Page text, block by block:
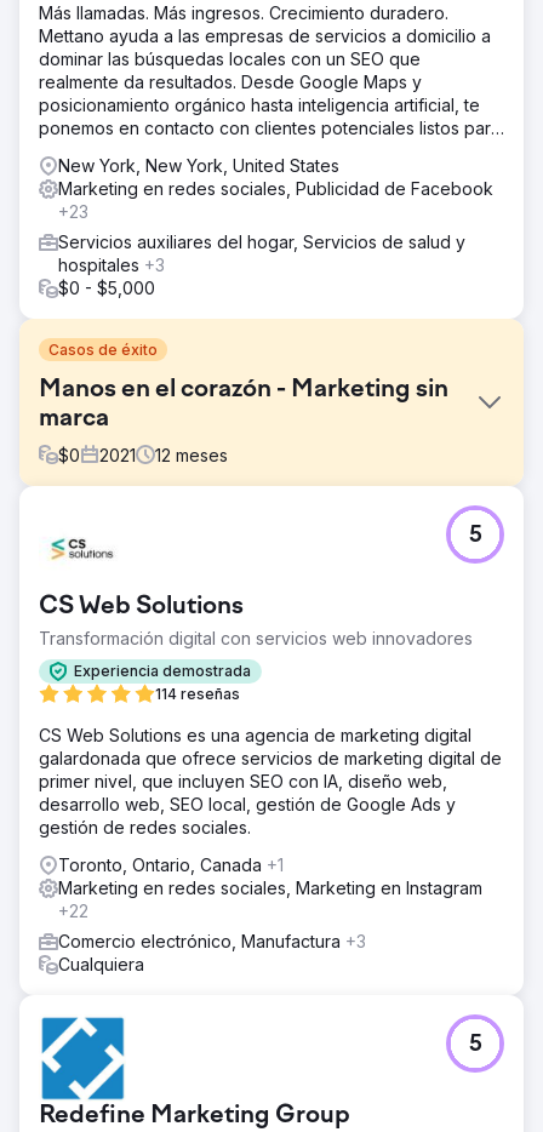
Más llamadas. Más ingresos. Crecimiento duradero.
Mettano ayuda a las empresas de servicios a domicilio a
dominar las búsquedas locales con un SEO que
realmente da resultados. Desde Google Maps y
posicionamiento orgánico hasta inteligencia artificial, te
ponemos en contacto con clientes potenciales listos para
New York, New York, United States
Marketing en redes sociales, Publicidad de Facebook
+23
Servicios auxiliares del hogar, Servicios de salud y
hospitales +3
$0 - $5,000
Casos de éxito
Manos en el corazón - Marketing sin
marca
$0 2021 12 meses
Mani sul cuore es el proyecto sin marca de Polytech Italia,
un portal de comunicación cuyo objetivo es difundir
bienestar del cuerpo femenino.
La solución
Polytech Italia recurrió desde el principio a Square
Marketing, con el objetivo de poner en marcha un
web como en los canales sociales (Facebook, Instagram,
Youtube y Linkedin), fuera coherente con la misión de la
iniciativa: información correcta. para las mujeres sobre la
salud y la belleza de sus senos, frente a las noticias
falsas cada vez más presentes en los feeds y las páginas
sociales.
El resultado
Desde que lanzamos el sitio en mayo de 2021, hemos
llegado a 7415 usuarios, con una duración promedio de
interacción de 50 segundos. Entre las páginas que
operación de cirugía estética, el artículo sobre los costes
de la cirugía estética, un artículo en profundidad sobre el
ejercicio físico y la belleza del escote y un informe en
senos de belleza y bronceado.
CS Web Solutions
Transformación digital con servicios web innovadores
Experiencia demostrada
114 reseñas
5
CS Web Solutions es una agencia de marketing digital
galardonada que ofrece servicios de marketing digital de
primer nivel, que incluyen SEO con IA, diseño web,
desarrollo web, SEO local, gestión de Google Ads y
gestión de redes sociales.
Toronto, Ontario, Canada +1
Marketing en redes sociales, Marketing en Instagram
+22
Comercio electrónico, Manufactura +3
Cualquiera
Redefine Marketing Group
5